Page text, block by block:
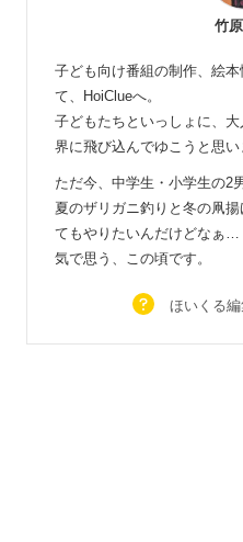
竹
子ども向け番組の制作、絵
て、HoiClueへ。
子どもたちといっしょに、
界に飛び込んでゆこうと思い
ただ今、中学生・小学生の2
夏のザリガニ釣りと冬の凧
てもやりたいんだけどなぁ
気で思う、この頃です。
ほいくる